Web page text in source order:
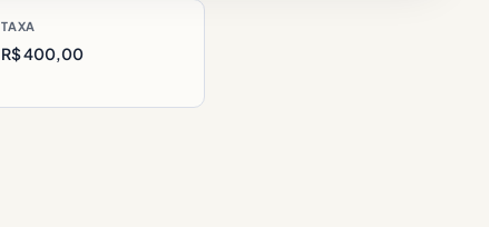
TAXA
R$ 400,00